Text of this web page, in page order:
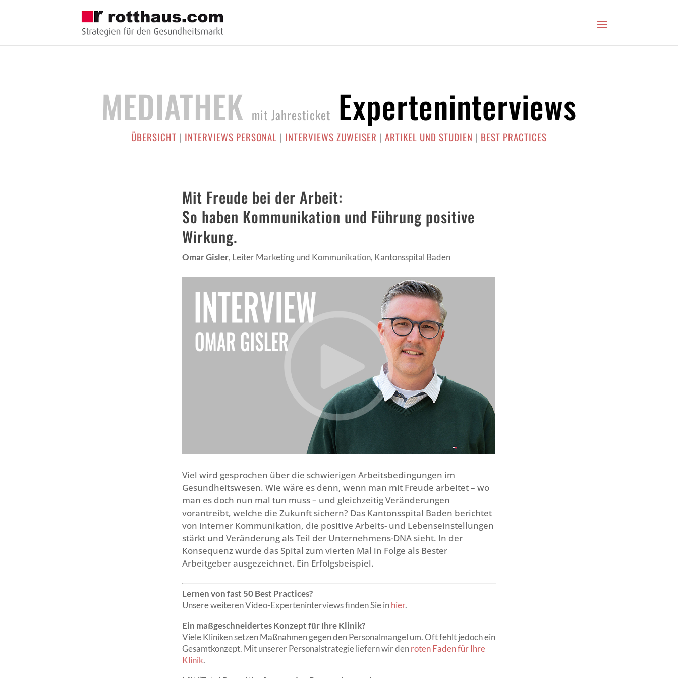
MEDIATHEK mit Jahresticket Experteninterviews
ÜBERSICHT | INTERVIEWS PERSONAL | INTERVIEWS ZUWEISER | ARTIKEL UND STUDIEN | BEST PRACTICES
Mit Freude bei der Arbeit:
So haben Kommunikation und Führung positive
Wirkung.
Omar Gisler, Leiter Marketing und Kommunikation, Kantonsspital Baden
Viel wird gesprochen über die schwierigen Arbeitsbedingungen im
Gesundheitswesen. Wie wäre es denn, wenn man mit Freude arbeitet – wo
man es doch nun mal tun muss – und gleichzeitig Veränderungen
vorantreibt, welche die Zukunft sichern? Das Kantonsspital Baden berichtet
von interner Kommunikation, die positive Arbeits- und Lebenseinstellungen
stärkt und Veränderung als Teil der Unternehmens-DNA sieht. In der
Konsequenz wurde das Spital zum vierten Mal in Folge als Bester
Arbeitgeber ausgezeichnet. Ein Erfolgsbeispiel.
Lernen von fast 50 Best Practices?
Unsere weiteren Video-Experteninterviews finden Sie inhier.
Ein maßgeschneidertes Konzept für Ihre Klinik?
Viele Kliniken setzen Maßnahmen gegen den Personalmangel um. Oft fehlt jedoch ein
Gesamtkonzept. Mit unserer Personalstrategie liefern wir denroten Faden für Ihre
Klinik.